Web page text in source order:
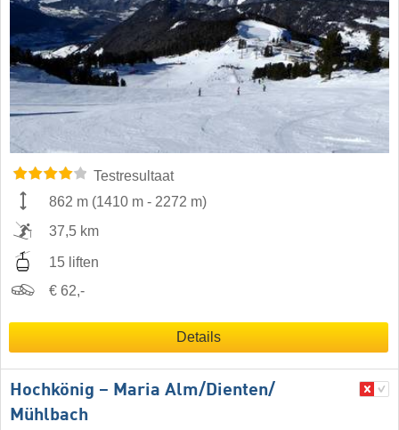
Testresultaat
862 m (1410 m - 2272 m)
37,5 km
15 liften
€ 62,-
Details
Hochkönig – Maria Alm/​Dienten/​
Mühlbach